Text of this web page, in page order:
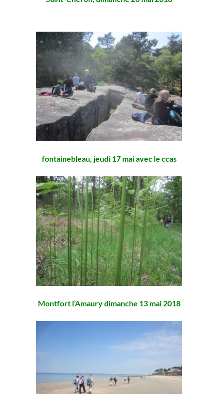
fontainebleau, jeudi 17 mai avec le ccas
Montfort l’Amaury dimanche 13 mai 2018